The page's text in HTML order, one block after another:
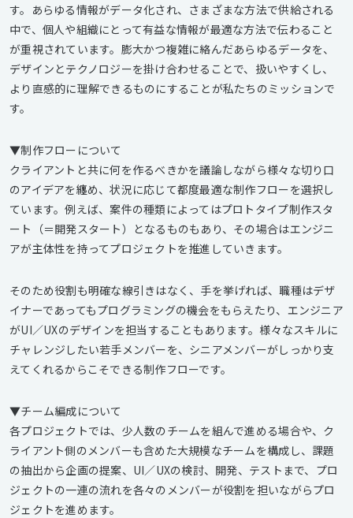
す。あらゆる情報がデータ化され、さまざまな方法で供給される
中で、個人や組織にとって有益な情報が最適な方法で伝わること
が重視されています。膨大かつ複雑に絡んだあらゆるデータを、
デザインとテクノロジーを掛け合わせることで、扱いやすくし、
より直感的に理解できるものにすることが私たちのミッションで
す。
▼制作フローについて
クライアントと共に何を作るべきかを議論しながら様々な切り口
のアイデアを纏め、状況に応じて都度最適な制作フローを選択し
ています。例えば、案件の種類によってはプロトタイプ制作スタ
ート（＝開発スタート）となるものもあり、その場合はエンジニ
アが主体性を持ってプロジェクトを推進していきます。
そのため役割も明確な線引きはなく、手を挙げれば、職種はデザ
イナーであってもプログラミングの機会をもらえたり、エンジニア
がUI／UXのデザインを担当することもあります。様々なスキルに
チャレンジしたい若手メンバーを、シニアメンバーがしっかり支
えてくれるからこそできる制作フローです。
▼チーム編成について
各プロジェクトでは、少人数のチームを組んで進める場合や、ク
ライアント側のメンバーも含めた大規模なチームを構成し、課題
の抽出から企画の提案、UI／UXの検討、開発、テストまで、プロ
ジェクトの一連の流れを各々のメンバーが役割を担いながらプロ
ジェクトを進めます。